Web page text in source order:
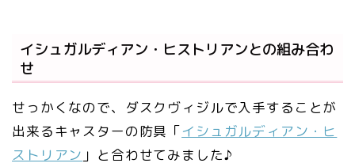
イシュガルディアン・ヒストリアンとの組み合わ
せ
せっかくなので、ダスクヴィジルで入手することが
出来るキャスターの防具「イシュガルディアン・ヒ
ストリアン 」と合わせてみました♪